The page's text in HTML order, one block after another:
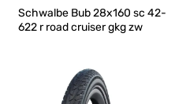
Schwalbe Bub 28x160 sc 42-
622 r road cruiser gkg zw